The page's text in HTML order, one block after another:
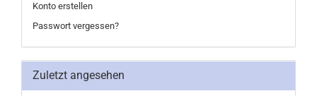
Konto erstellen
Passwort vergessen?
Zuletzt angesehen